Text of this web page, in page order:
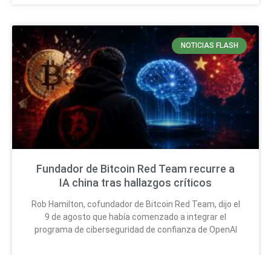
NOTICIAS FLASH
Fundador de Bitcoin Red Team recurre a
IA china tras hallazgos críticos
Rob Hamilton, cofundador de Bitcoin Red Team, dijo el
9 de agosto que había comenzado a integrar el
programa de ciberseguridad de confianza de OpenAI